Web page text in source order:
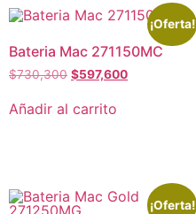
¡Oferta!
Bateria Mac 271150MC
$730,300 $597,600
Añadir al carrito
¡Oferta!